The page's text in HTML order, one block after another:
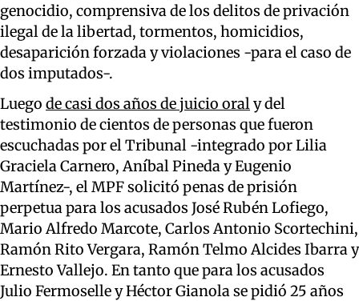
genocidio, comprensiva de los delitos de privación
ilegal de la libertad, tormentos, homicidios,
desaparición forzada y violaciones -para el caso de
dos imputados-.
Luego de casi dos años de juicio oraly del
testimonio de cientos de personas que fueron
escuchadas por el Tribunal -integrado por Lilia
Graciela Carnero, Aníbal Pineda y Eugenio
Martínez-, el MPF solicitó penas de prisión
perpetua para los acusados José Rubén Lofiego,
Mario Alfredo Marcote, Carlos Antonio Scortechini,
Ramón Rito Vergara, Ramón Telmo Alcides Ibarra y
Ernesto Vallejo. En tanto que para los acusados
Julio Fermoselle y Héctor Gianola se pidió 25 años